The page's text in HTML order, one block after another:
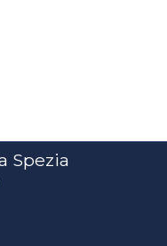
Spezia